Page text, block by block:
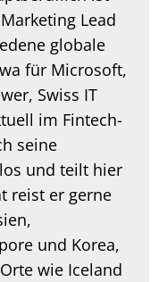
Lead
globale
für Microsoft,
Swiss IT
im Fintech-
seine
und teilt hier
reist er gerne
und Korea,
wie Iceland